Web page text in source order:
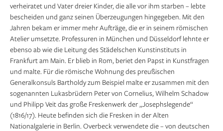
verheiratet und Vater dreier Kinder, die alle vor ihm starben – lebte
bescheiden und ganz seinen Überzeugungen hingegeben. Mit den
Jahren bekam er immer mehr Aufträge, die er in seinem römischen
Atelier umsetzte. Professuren in München und Düsseldorf lehnte er
ebenso ab wie die Leitung des Städelschen Kunstinstituts in
Frankfurt am Main. Er blieb in Rom, beriet den Papst in Kunstfragen
und malte. Für die römische Wohnung des preußischen
Generalkonsuls Bartholdy zum Beispiel malte er zusammen mit den
sogenannten Lukasbrüdern Peter von Cornelius, Wilhelm Schadow
und Philipp Veit das große Freskenwerk der „Josephslegende“
(1816/17). Heute befinden sich die Fresken in der Alten
Nationalgalerie in Berlin. Overbeck verwendete die – von deutschen